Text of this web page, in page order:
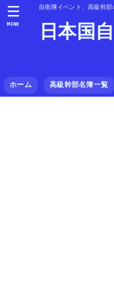
自衛隊イベント、高級幹
日本国
ホーム 高級幹部名簿一覧
MENU